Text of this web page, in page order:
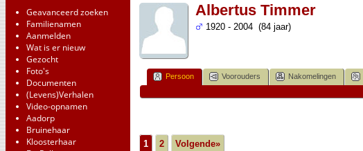
Geavanceerd zoeken
Familienamen
Aanmelden
Wat is er nieuw
Gezocht
Foto's
Documenten
(Levens)Verhalen
Video-opnamen
Aadorp
Bruinehaar
Kloosterhaar
Albertus Timmer
1920 - 2004 (84 jaar)
Persoon Voorouders Nakomelingen
1 2 Volgende»